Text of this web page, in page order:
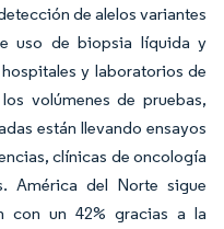
de alelos variantes
uso de biopsia líquida y
y laboratorios de
volúmenes de pruebas,
están llevando ensayos
clínicas de oncología
América del Norte sigue
con un 42% gracias a la